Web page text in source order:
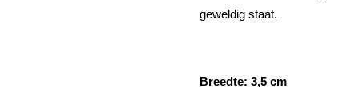
geweldig staat.
Breedte: 3,5 cm